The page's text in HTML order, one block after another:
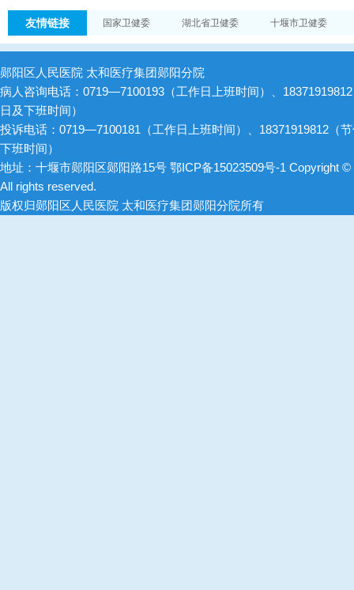
友情链接 国家卫健委 湖北省卫健委 十堰市卫健委
郧阳区人民医院 太和医疗集团郧阳分院
病人咨询电话：0719—7100193（工作日上班时间）、
日及下班时间）
投诉电话：0719—7100181（工作日上班时间）、18371919812（
下班时间）
地址：十堰市郧阳区郧阳路15号 鄂ICP备15023509号-1 Copyright ©
All rights reserved.
版权归郧阳区人民医院 太和医疗集团郧阳分院所有